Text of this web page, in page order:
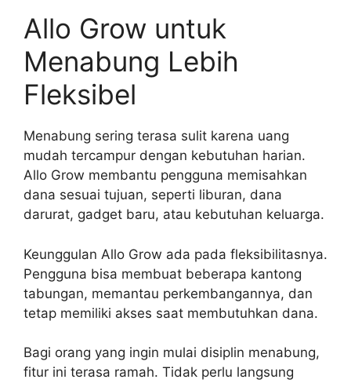
Allo Grow untuk
Menabung Lebih
Fleksibel
Menabung sering terasa sulit karena uang
mudah tercampur dengan kebutuhan harian.
Allo Grow membantu pengguna memisahkan
dana sesuai tujuan, seperti liburan, dana
darurat, gadget baru, atau kebutuhan keluarga.
Keunggulan Allo Grow ada pada fleksibilitasnya.
Pengguna bisa membuat beberapa kantong
tabungan, memantau perkembangannya, dan
tetap memiliki akses saat membutuhkan dana.
Bagi orang yang ingin mulai disiplin menabung,
fitur ini terasa ramah. Tidak perlu langsung